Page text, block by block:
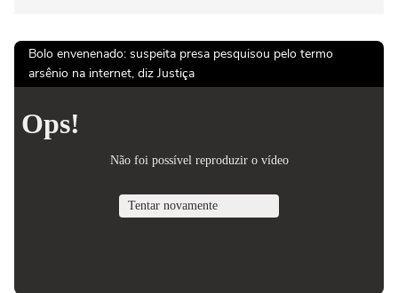
Bolo envenenado: suspeita presa pesquisou pelo termo
arsênio na internet, diz Justiça